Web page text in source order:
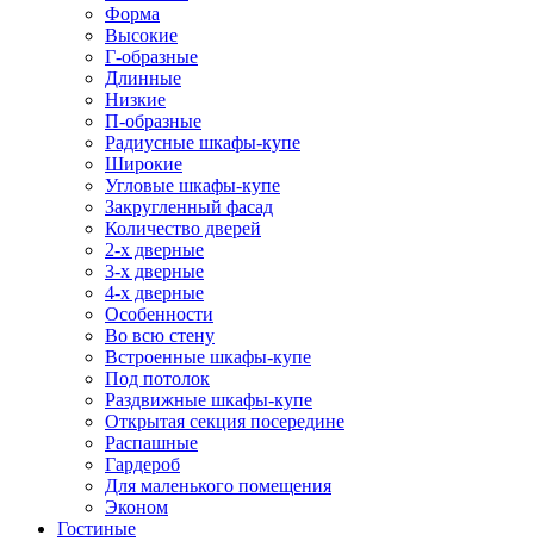
Форма
Высокие
Г-образные
Длинные
Низкие
П-образные
Радиусные шкафы-купе
Широкие
Угловые шкафы-купе
Закругленный фасад
Количество дверей
2-х дверные
3-х дверные
4-х дверные
Особенности
Во всю стену
Встроенные шкафы-купе
Под потолок
Раздвижные шкафы-купе
Открытая секция посередине
Распашные
Гардероб
Для маленького помещения
Эконом
Гостиные